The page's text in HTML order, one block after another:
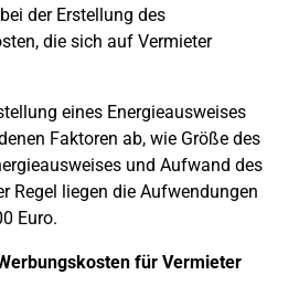
der Erstellung des
die sich auf Vermieter
eines Energieausweises
Faktoren ab, wie Größe des
und Aufwand des
Regel liegen die Aufwendungen
Euro.
für Vermieter